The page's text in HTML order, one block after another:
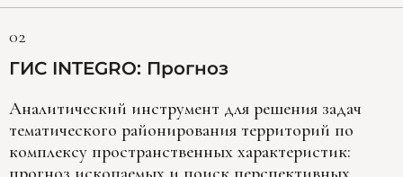
02
ГИС INTEGRO: Прогноз
Аналитический инструмент для решения задач
тематического районирования территорий по
комплексу пространственных характеристик: